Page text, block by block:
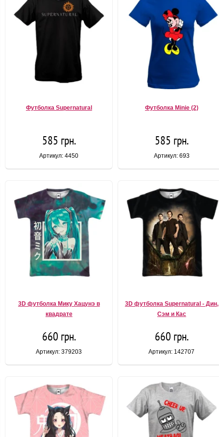
Футболка Supernatural
585 грн.
Артикул: 4450
Футболка Minie (2)
585 грн.
Артикул: 693
3D футболка Мику Хацунэ в
квадрате
660 грн.
Артикул: 379203
3D футболка Supernatural - Дин,
Сэм и Кас
660 грн.
Артикул: 142707